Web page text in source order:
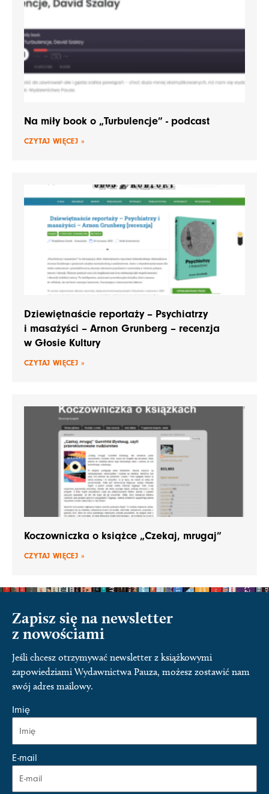
Na miły book o „Turbulencje” - podcast
CZYTAJ WIĘCEJ »
Dziewiętnaście reportaży – Psychiatrzy
i masażyści – Arnon Grunberg – recenzja
w Głosie Kultury
CZYTAJ WIĘCEJ »
Koczowniczka o książce „Czekaj, mrugaj”
CZYTAJ WIĘCEJ »
Zapisz się na newsletter
z nowościami
Jeśli chcesz otrzymywać newsletter z książkowymi
zapowiedziami Wydawnictwa Pauza, możesz zostawić nam
swój adres mailowy.
Imię
E-mail